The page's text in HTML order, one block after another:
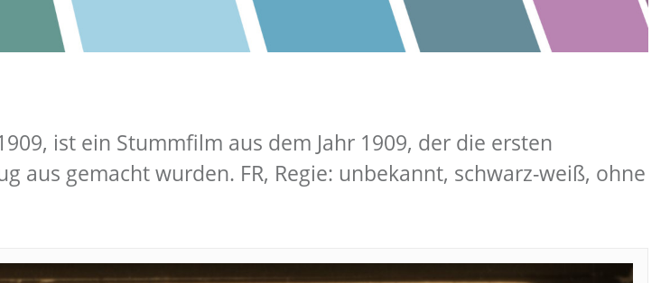
ist ein Stummfilm aus dem Jahr 1909, der die ersten
aus gemacht wurden. FR, Regie: unbekannt, schwarz-weiß, ohne